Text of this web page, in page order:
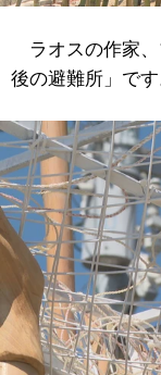
ラオスの作家、
後の避難所」です